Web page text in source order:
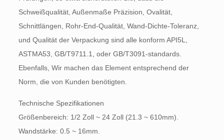
Schweißqualität, Außenmaße Präzision, Ovalität,
Schnittlängen, Rohr-End-Qualität, Wand-Dichte-Toleranz,
und Qualität der Verpackung sind alle konform API5L,
ASTMA53, GB/T9711.1, oder GB/T3091-standards.
Ebenfalls, Wir machen das Element entsprechend der
Norm, die von Kunden benötigten.
Technische Spezifikationen
Größenbereich: 1/2 Zoll ~ 24 Zoll (21.3 ~ 610mm).
Wandstärke: 0.5 ~ 16mm.